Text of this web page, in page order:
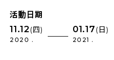
活動日期
11.12(四)
2020 .
01.17(日)
2021 .